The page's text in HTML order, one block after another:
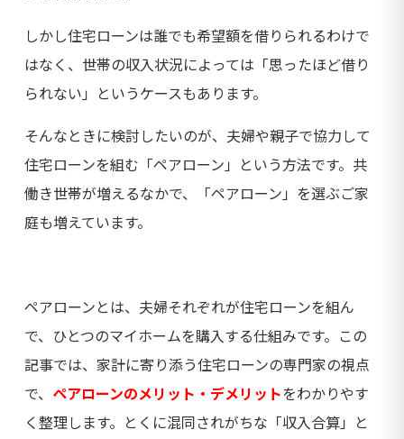
しかし住宅ローンは誰でも希望額を借りられるわけで
はなく、世帯の収入状況によっては「思ったほど借り
られない」というケースもあります。
そんなときに検討したいのが、夫婦や親子で協力して
住宅ローンを組む「ペアローン」という方法です。共
働き世帯が増えるなかで、「ペアローン」を選ぶご家
庭も増えています。
ペアローンとは、夫婦それぞれが住宅ローンを組ん
で、ひとつのマイホームを購入する仕組みです。この
記事では、家計に寄り添う住宅ローンの専門家の視点
で、 ペアローンのメリット・デメリットをわかりやす
く整理します。とくに混同されがちな「収入合算」と